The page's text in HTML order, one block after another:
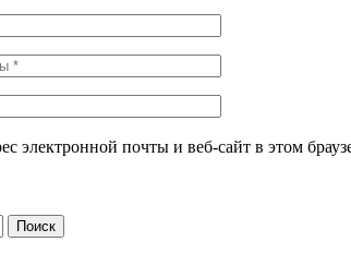
электронной почты и веб-сайт в этом